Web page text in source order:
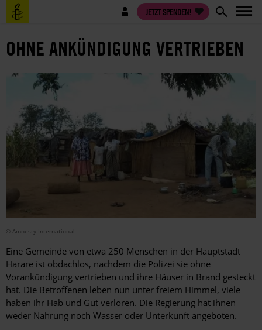
Direkt
zum
Benutzermenü JETZT SPENDEN!
OHNE ANKÜNDIGUNG VERTRIEBEN
© Amnesty International
Eine Gemeinde von etwa 250 Menschen in der Hauptstadt
Harare ist obdachlos, nachdem die Polizei sie ohne
Vorankündigung vertrieben und ihre Häuser in Brand gesteckt
hat. Die Betroffenen leben nun unter freiem Himmel, viele
haben ihr Hab und Gut verloren. Die Regierung hat ihnen
weder Nahrung noch Wasser oder Unterkunft angeboten.